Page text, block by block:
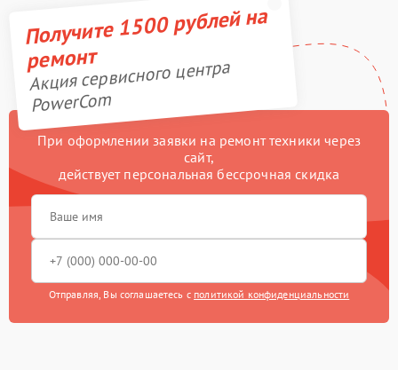
Получите 1500 рублей на
ремонт
Акция сервисного центра
PowerCom
При оформлении заявки на ремонт техники через
сайт,
действует персональная бессрочная скидка
Отправляя, Вы соглашаетесь с политикой конфиденциальности